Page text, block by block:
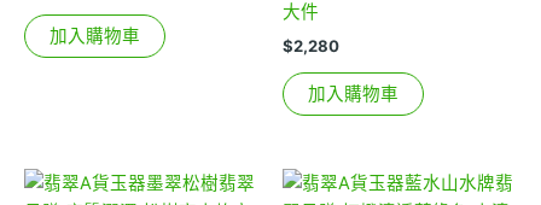
加入購物車
大件
$2,280
加入購物車